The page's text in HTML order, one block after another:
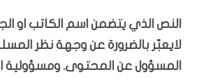
النص الذي يتضمن اسم الكاتب او
لايعبّر بالضرورة عن وجهة نظر
المسؤول عن المحتوى.